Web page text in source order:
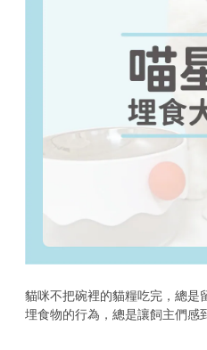
貓咪不把碗裡的貓糧吃完，總是
埋食物的行為，總是讓飼主們感